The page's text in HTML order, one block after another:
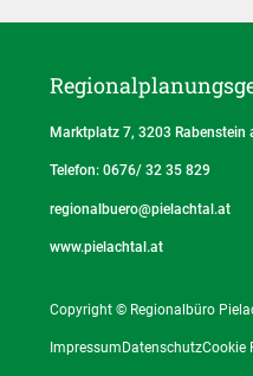
Marktplatz 7, 3203 Rabenstein
Telefon: 0676/ 32 35 829
regionalbuero@pielachtal.at
www.pielachtal.at
Copyright © Regionalbüro
Impressum DatenschutzCookie